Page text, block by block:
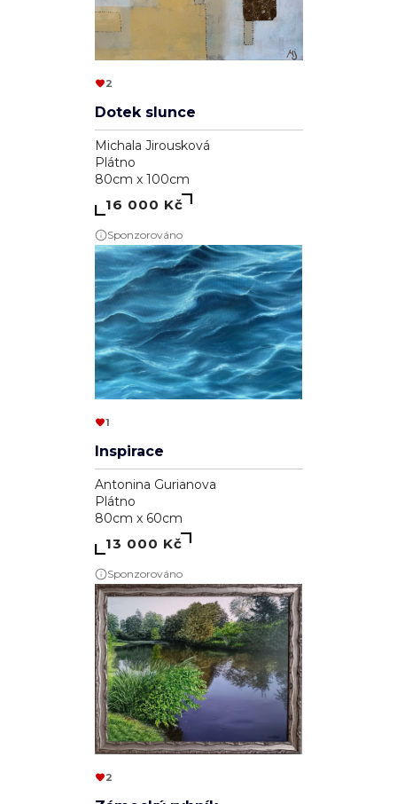
2
Dotek slunce
Michala Jirousková
Plátno
80cm x 100cm
16 000 Kč
Sponzorováno
1
Inspirace
Antonina Gurianova
Plátno
80cm x 60cm
13 000 Kč
Sponzorováno
2